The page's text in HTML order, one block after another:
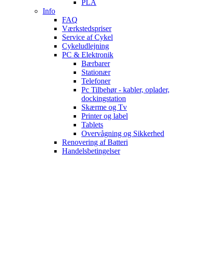
PLA
Info
FAQ
Værkstedspriser
Service af Cykel
Cykeludlejning
PC & Elektronik
Bærbarer
Stationær
Telefoner
Pc Tilbehør - kabler, oplader,
dockingstation
Skærme og Tv
Printer og label
Tablets
Overvågning og Sikkerhed
Renovering af Batteri
Handelsbetingelser